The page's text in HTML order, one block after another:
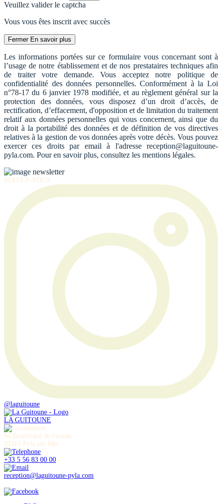
Veuillez valider le captcha
Vous vous êtes inscrit avec succès
Fermer En savoir plus
Les informations portées sur ce formulaire vous concernant sont à
l’usage de notre établissement et de nos prestataires techniques afin
de traiter votre demande. Vous acceptez notre politique de
confidentialité des données personnelles. Conformément à la Loi
n°78-17 du 6 janvier 1978 modifiée, et au règlement général sur la
protection des données, vous disposez d’un droit d’accès, de
rectification, d’effacement, d'opposition et de limitation du traitement
relatif aux données personnelles qui vous concernent, ainsi que du
droit à la portabilité des données et de définition de vos directives
relatives à la gestion de vos données après votre décès. Vous pouvez
exercer ces droits par email à l'adresse reception@laguitoune-
pyla.com. Pour en savoir plus, consultez les mentions légales.
SUIVEZ-VOUS
@laguitoune
LA GUITOUNE
95 Boulevard de l'océan,
33115 Pyla sur Mer
+33 5 56 83 00 00
reception@laguitoune-pyla.com